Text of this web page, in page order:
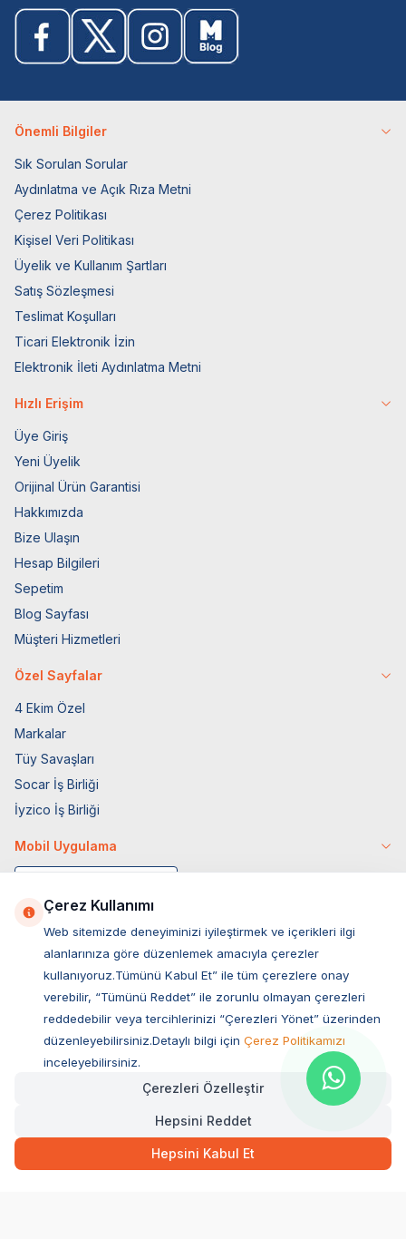
Önemli Bilgiler
Sık Sorulan Sorular
Aydınlatma ve Açık Rıza Metni
Çerez Politikası
Kişisel Veri Politikası
Üyelik ve Kullanım Şartları
Satış Sözleşmesi
Teslimat Koşulları
Ticari Elektronik İzin
Elektronik İleti Aydınlatma Metni
Hızlı Erişim
Üye Giriş
Yeni Üyelik
Orijinal Ürün Garantisi
Hakkımızda
Bize Ulaşın
Hesap Bilgileri
Sepetim
Blog Sayfası
Müşteri Hizmetleri
Özel Sayfalar
4 Ekim Özel
Markalar
Tüy Savaşları
Socar İş Birliği
İyzico İş Birliği
Mobil Uygulama
Müşteri Hizmetleri
Sıkça Sorulan Sorular
Ovacık Mah. Hacıoğlu Sok. No:13 Başiskele / KOCAELİ
Müşteri Destek Hattı
Çerez Kullanımı
Web sitemizde deneyiminizi iyileştirmek ve içerikleri ilgi
alanlarınıza göre düzenlemek amacıyla çerezler
kullanıyoruz.Tümünü Kabul Et” ile tüm çerezlere onay
verebilir, “Tümünü Reddet” ile zorunlu olmayan çerezleri
reddedebilir veya tercihlerinizi “Çerezleri Yönet” üzerinden
düzenleyebilirsiniz.Detaylı bilgi için Çerez Politikamızı
inceleyebilirsiniz.
Çerezleri Özelleştir
Hepsini Reddet
Hepsini Kabul Et